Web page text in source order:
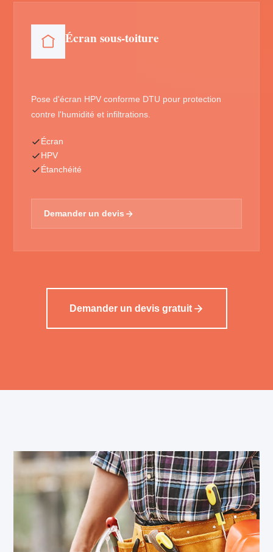
Écran sous-toiture
Pose d'écran HPV conforme DTU pour protection
contre l'humidité et infiltrations.
Écran
HPV
Étanchéité
Demander un devis
Demander un devis gratuit